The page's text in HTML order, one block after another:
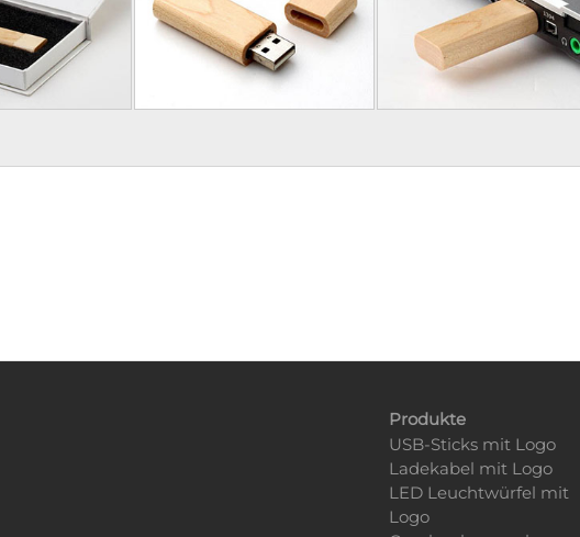
Produkte
USB-Sticks mit Logo
Ladekabel mit Logo
LED Leuchtwürfel mit
Logo